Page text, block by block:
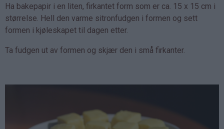
Ha bakepapir i en liten, firkantet form som er ca. 15 x 15 cm i
størrelse. Hell den varme sitronfudgen i formen og sett
formen i kjøleskapet til dagen etter.
Ta fudgen ut av formen og skjær den i små firkanter.